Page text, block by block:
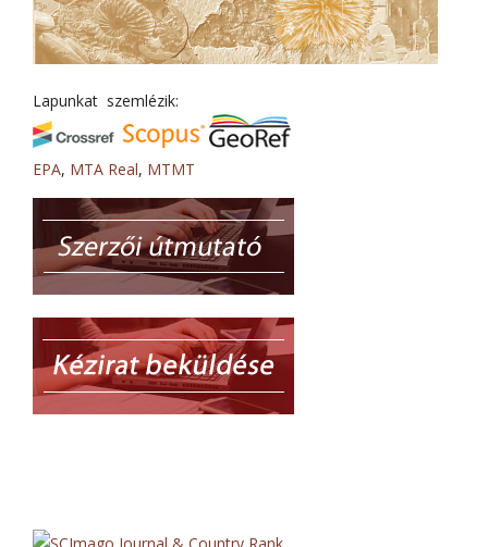
Lapunkat szemlézik:
EPA, MTA Real, MTMT